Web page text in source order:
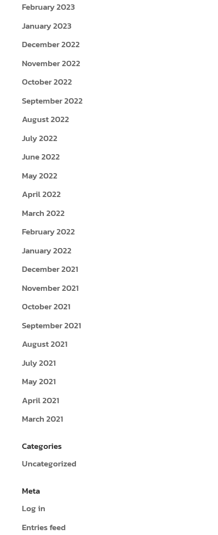
February 2023
January 2023
December 2022
November 2022
October 2022
September 2022
August 2022
July 2022
June 2022
May 2022
April 2022
March 2022
February 2022
January 2022
December 2021
November 2021
October 2021
September 2021
August 2021
July 2021
May 2021
April 2021
March 2021
Categories
Uncategorized
Meta
Log in
Entries feed